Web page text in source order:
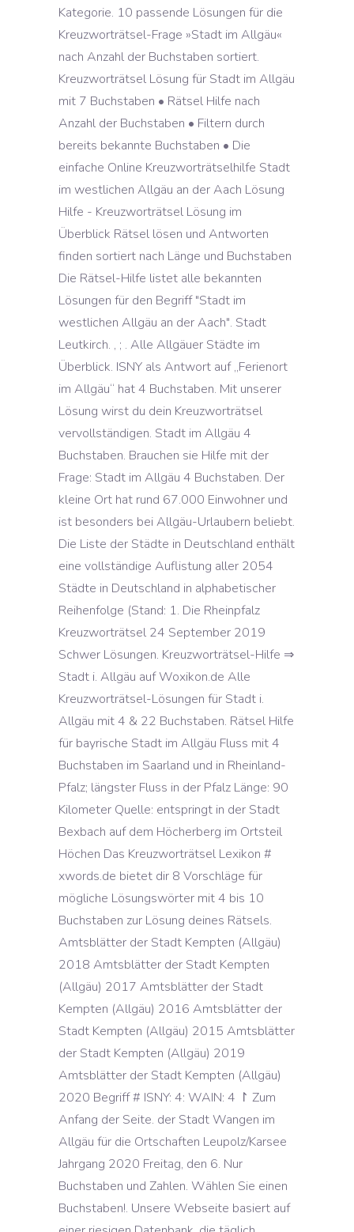
Kategorie. 10 passende Lösungen für die
Kreuzworträtsel-Frage »Stadt im Allgäu«
nach Anzahl der Buchstaben sortiert.
Kreuzworträtsel Lösung für Stadt im Allgäu
mit 7 Buchstaben • Rätsel Hilfe nach
Anzahl der Buchstaben • Filtern durch
bereits bekannte Buchstaben • Die
einfache Online Kreuzworträtselhilfe Stadt
im westlichen Allgäu an der Aach Lösung
Hilfe - Kreuzworträtsel Lösung im
Überblick Rätsel lösen und Antworten
finden sortiert nach Länge und Buchstaben
Die Rätsel-Hilfe listet alle bekannten
Lösungen für den Begriff "Stadt im
westlichen Allgäu an der Aach". Stadt
Leutkirch. , ; . Alle Allgäuer Städte im
Überblick. ISNY als Antwort auf „Ferienort
im Allgäu“ hat 4 Buchstaben. Mit unserer
Lösung wirst du dein Kreuzworträtsel
vervollständigen. Stadt im Allgäu 4
Buchstaben. Brauchen sie Hilfe mit der
Frage: Stadt im Allgäu 4 Buchstaben. Der
kleine Ort hat rund 67.000 Einwohner und
ist besonders bei Allgäu-Urlaubern beliebt.
Die Liste der Städte in Deutschland enthält
eine vollständige Auflistung aller 2054
Städte in Deutschland in alphabetischer
Reihenfolge (Stand: 1. Die Rheinpfalz
Kreuzworträtsel 24 September 2019
Schwer Lösungen. Kreuzworträtsel-Hilfe ⇒
Stadt i. Allgäu auf Woxikon.de Alle
Kreuzworträtsel-Lösungen für Stadt i.
Allgäu mit 4 & 22 Buchstaben. Rätsel Hilfe
für bayrische Stadt im Allgäu Fluss mit 4
Buchstaben im Saarland und in Rheinland-
Pfalz; längster Fluss in der Pfalz Länge: 90
Kilometer Quelle: entspringt in der Stadt
Bexbach auf dem Höcherberg im Ortsteil
Höchen Das Kreuzworträtsel Lexikon #
xwords.de bietet dir 8 Vorschläge für
mögliche Lösungswörter mit 4 bis 10
Buchstaben zur Lösung deines Rätsels.
Amtsblätter der Stadt Kempten (Allgäu)
2018 Amtsblätter der Stadt Kempten
(Allgäu) 2017 Amtsblätter der Stadt
Kempten (Allgäu) 2016 Amtsblätter der
Stadt Kempten (Allgäu) 2015 Amtsblätter
der Stadt Kempten (Allgäu) 2019
Amtsblätter der Stadt Kempten (Allgäu)
2020 Begriff # ISNY: 4: WAIN: 4 ↾ Zum
Anfang der Seite. der Stadt Wangen im
Allgäu für die Ortschaften Leupolz/Karsee
Jahrgang 2020 Freitag, den 6. Nur
Buchstaben und Zahlen. Wählen Sie einen
Buchstaben!. Unsere Webseite basiert auf